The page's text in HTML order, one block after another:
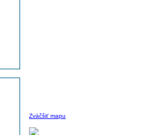
Zväčšiť mapu